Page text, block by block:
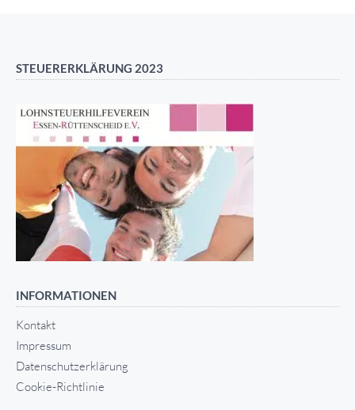
STEUERERKLÄRUNG 2023
INFORMATIONEN
Kontakt
Impressum
Datenschutzerklärung
Cookie-Richtlinie